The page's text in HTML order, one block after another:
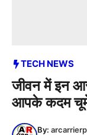
TECH NEWS
जीवन में इन
आपके कदम
By: